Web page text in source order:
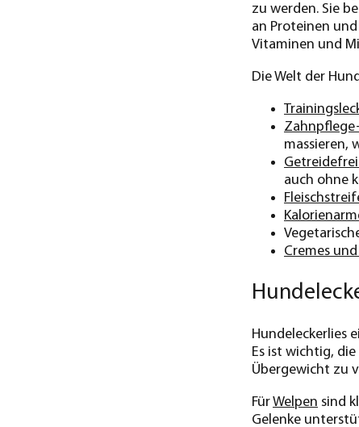
zu werden. Sie
an Proteinen
Vitaminen und
Die Welt der
massieren,
auch ohne
Cremes
Hundeleckerlies
Es ist wichtig,
Übergewicht zu
FürWelpen sind
Gelenke